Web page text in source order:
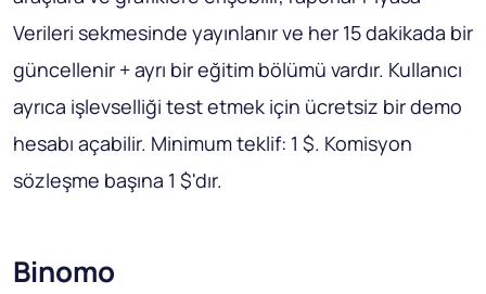
Verileri sekmesinde yayınlanır ve her 15 dakikada bir
güncellenir + ayrı bir eğitim bölümü vardır. Kullanıcı
ayrıca işlevselliği test etmek için ücretsiz bir demo
hesabı açabilir. Minimum teklif: 1 $. Komisyon
sözleşme başına 1 $'dır.
Binomo